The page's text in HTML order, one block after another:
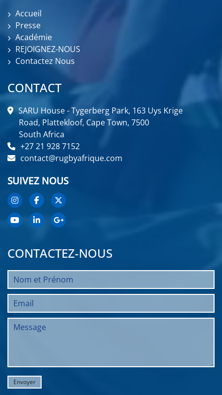
Accueil
Presse
Académie
REJOIGNEZ-NOUS
Contactez Nous
CONTACT
SARU House - Tygerberg Park, 163 Uys Krige
Road, Plattekloof, Cape Town, 7500
South Africa
+27 21 928 7152
contact@rugbyafrique.com
SUIVEZ NOUS
CONTACTEZ-NOUS